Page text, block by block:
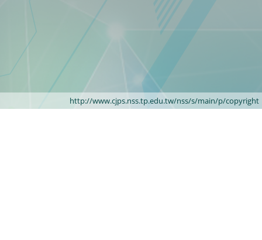
http://www.cjps.nss.tp.edu.tw/nss/s/main/p/copyright